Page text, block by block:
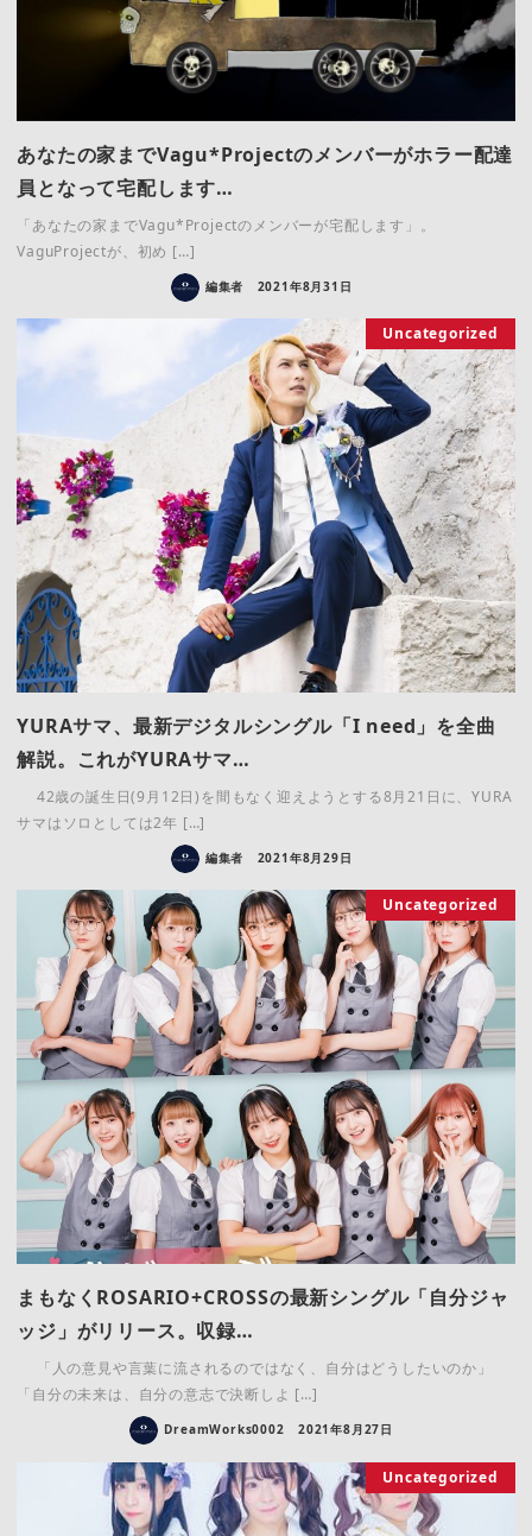
あなたの家までVagu*Projectのメンバーがホラー配達
員となって宅配します…
「あなたの家までVagu*Projectのメンバーが宅配します」。
VaguProjectが、初め […]
編集者 2021年8月31日
Uncategorized
YURAサマ、最新デジタルシングル「I need」を全曲
解説。これがYURAサマ…
42歳の誕生日(9月12日)を間もなく迎えようとする8月21日に、YURA
サマはソロとしては2年 […]
編集者 2021年8月29日
Uncategorized
まもなくROSARIO+CROSSの最新シングル「自分ジャ
ッジ」がリリース。収録…
「人の意見や言葉に流されるのではなく、自分はどうしたいのか」
「自分の未来は、自分の意志で決断しよ […]
DreamWorks0002 2021年8月27日
Uncategorized